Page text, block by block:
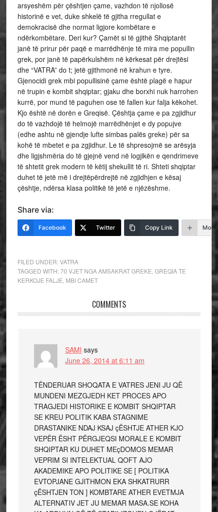
arsyeshëm për çështjen çame, vazhdon të njollosë
historinë e vet, duke shkelë të gjitha rregullat e
demokracisë dhe normat ligjore kombëtare e
ndërkombëtare. Deri kur? Çamët si të gjithë Shqiptarët
janë të prirur për paqë e marrëdhënje të mira me popullin
grek, por janë të papërkulshëm në kërkesat për drejtësi
dhe “VATRA” do t; jetë gjithmonë në krahun e tyre.
Gjenocidi grek mbi popullisinë çame është plagë e hapur
në trupin e kombit shqiptar; gjaku dhe borxhi nuk harrohen
kurrë, por mund të paguhen ose të fallen kur falja këkohet.
Kjo është në dorën e Greqisë. Çështja çame e pa zgjidhur
do të vazhdojë të helmojë marrëdhënjet e dy popujve
(edhe ashtu në gjendje lufte simbas palës greke) për sa
kohë të mbetet e pa zgjidhur. Le të shpresojmë se arësyja
dhe ligjshmëria do të gjejnë vend në logjikën e qendrimeve
të shtetit grek modern të këtij shekullit të ri. Shteti shqiptar
duhet të jetë më i drejtëpërdrejtë në zgjidhjen e kësaj
çështje, ndërsa klasa politikë të jetë e njëzëshme.
Share via:
Facebook Twitter Copy Link More
FILED UNDER:VATRA
TAGGED WITH:70 VJET NGA AMSAKRAT GREKE GREQIA TE
KERKOJE FALJE MBI CAMET
COMMENTS
SAMI says
June 26, 2014 at 6:11 am
TËNDERUAR SHOQATA E VATRES JENI JU QË
MUNDENI MEZGJEDH KET PROCES APO
TRAGJEDI HISTORIKE E KOMBIT SHQIPTAR
SE KREU POLITIK KABA STAGNIME
DRASTANIKE NDAJ KSAJ çËSHTJE ATHER KJO
VEPËR ËSHT PËRGJEQSI MORALE E KOMBIT
SHQIPTAR KU DUHET MEçDOMOS MEMAR
VEPRIM SI INTELEKTUAL QOFT AJO
AKADEMIKE APO POLITIKE SE [ POLITIKA
EVTOPJANE GJITHMON EKA SHKATRURR
çËSHTJEN TON ] KOMBTARE ATHER EVETMJA
ALTERNATIV JET JU MEMAR MASA.SE KOHA